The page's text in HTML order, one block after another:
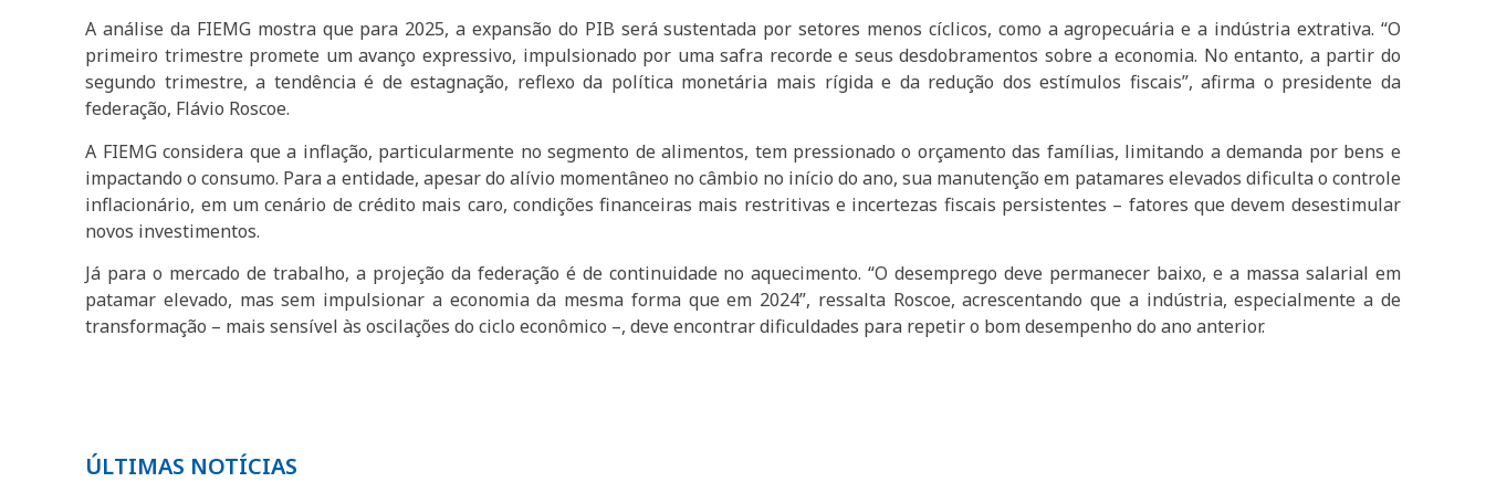
A análise da FIEMG mostra que para 2025, a expansão do PIB será sustentada por setores menos cíclicos, como a agropecuária e a indústria extrativa. “O
primeiro trimestre promete um avanço expressivo, impulsionado por uma safra recorde e seus desdobramentos sobre a economia. No entanto, a partir do
segundo trimestre, a tendência é de estagnação, reflexo da política monetária mais rígida e da redução dos estímulos fiscais”, afirma o presidente da
federação, Flávio Roscoe.
A FIEMG considera que a inflação, particularmente no segmento de alimentos, tem pressionado o orçamento das famílias, limitando a demanda por bens e
impactando o consumo. Para a entidade, apesar do alívio momentâneo no câmbio no início do ano, sua manutenção em patamares elevados dificulta o controle
inflacionário, em um cenário de crédito mais caro, condições financeiras mais restritivas e incertezas fiscais persistentes – fatores que devem desestimular
novos investimentos.
Já para o mercado de trabalho, a projeção da federação é de continuidade no aquecimento. “O desemprego deve permanecer baixo, e a massa salarial em
patamar elevado, mas sem impulsionar a economia da mesma forma que em 2024”, ressalta Roscoe, acrescentando que a indústria, especialmente a de
transformação – mais sensível às oscilações do ciclo econômico –, deve encontrar dificuldades para repetir o bom desempenho do ano anterior.
ÚLTIMAS NOTÍCIAS